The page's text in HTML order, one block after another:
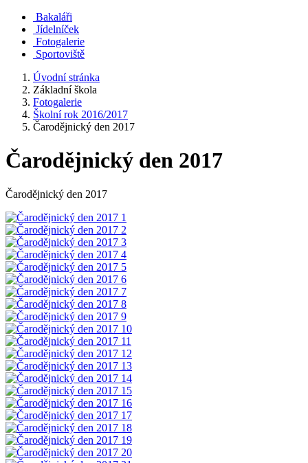
Bakaláři
Jídelníček
Fotogalerie
Sportoviště
Úvodní stránka
Základní škola
Fotogalerie
Školní rok 2016/2017
Čarodějnický den 2017
Čarodějnický den 2017
Čarodějnický den 2017